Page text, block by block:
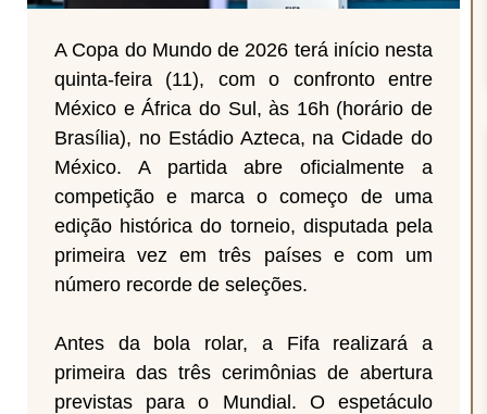
A Copa do Mundo de 2026 terá início nesta
quinta-feira (11), com o confronto entre
México e África do Sul, às 16h (horário de
Brasília), no Estádio Azteca, na Cidade do
México. A partida abre oficialmente a
competição e marca o começo de uma
edição histórica do torneio, disputada pela
primeira vez em três países e com um
número recorde de seleções.
Antes da bola rolar, a Fifa realizará a
primeira das três cerimônias de abertura
previstas para o Mundial. O espetáculo